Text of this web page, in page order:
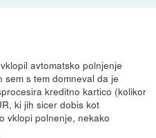
avtomatsko polnjenje
s tem domneval da je
kreditno kartico (kolikor
ki jih sicer dobis kot
vklopi polnenje, nekako